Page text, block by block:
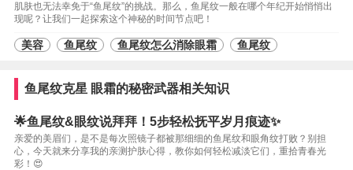
肌肤也无法幸免于“鱼尾纹”的挑战。那么，鱼尾纹一般在哪个年纪开始悄悄出
现呢？让我们一起探索这个神秘的时间节点吧！
美容 鱼尾纹 鱼尾纹怎么消除眼霜 鱼尾纹
鱼尾纹克星 眼霜的秘密武器相关知识
🌟鱼尾纹&眼纹说拜拜！5步轻松抚平岁月痕迹✨
亲爱的美眉们，是不是每次照镜子都被那细细的鱼尾纹和眼角纹打败？别担
心，今天就来分享我的亲测护肤心得，教你如何轻松减淡它们，重拾青春光
彩！😍